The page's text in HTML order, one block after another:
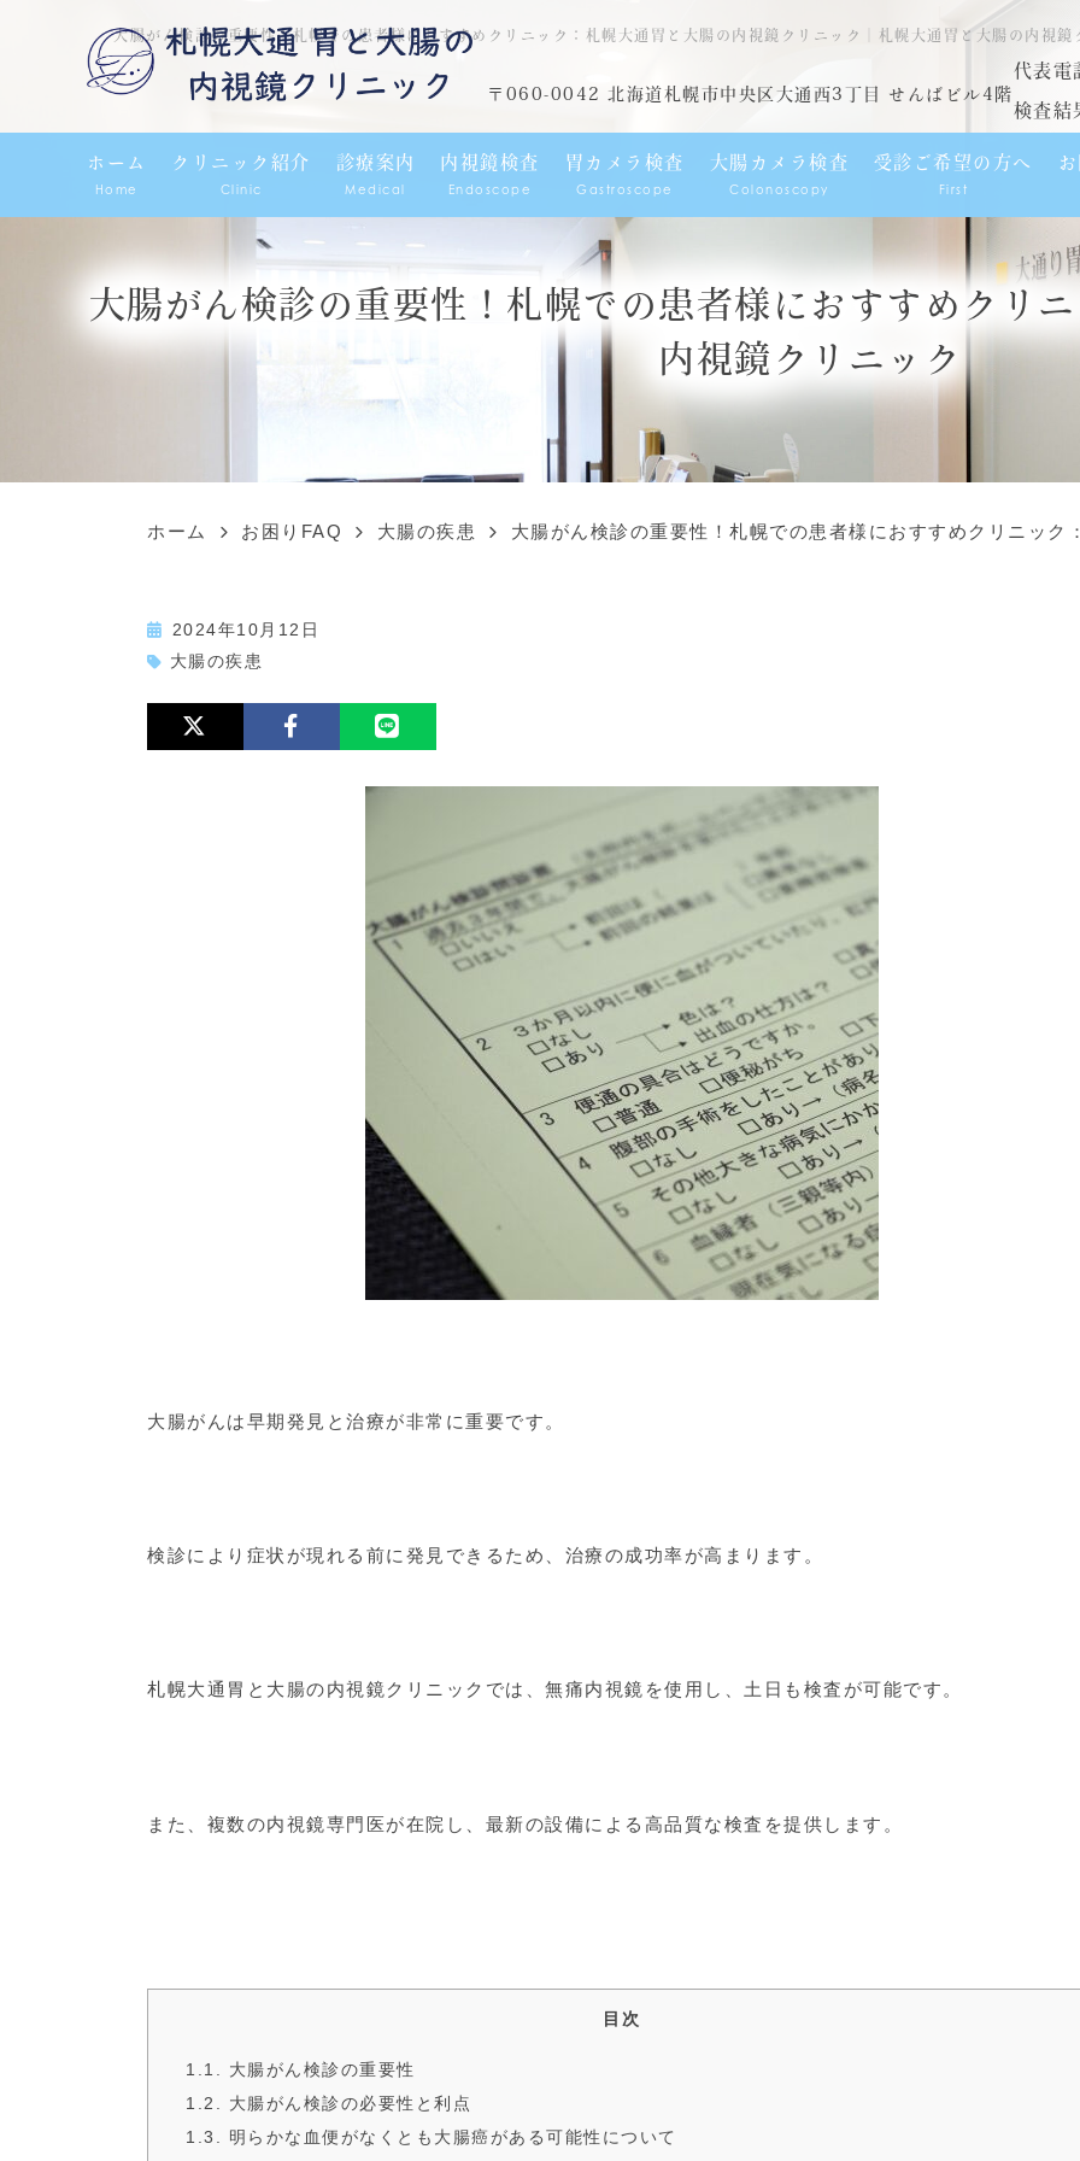
大腸がん検診の重要性！札幌での患者様におすすめクリニック：札幌大通胃と大腸の内視鏡クリニック｜札幌大通胃と大腸の内視
〒060-0042 北海道札幌市中央区大通西3丁目 せんばビル4階
代表電
検査結
ホーム
Home
クリニック紹介
Clinic
診療案内
Medical
内視鏡検査
Endoscope
胃カメラ検査
Gastroscope
大腸カメラ検査
Colonoscopy
受診ご希望の方へ
First
大腸がん検診の重要性！札幌での患者様におすすめクリ
内視鏡クリニック
ホーム お困りFAQ 大腸の疾患 大腸がん検診の重要性！札幌での患者様におすすめクリニック
2024年10月12日
大腸の疾患
大腸がんは早期発見と治療が非常に重要です。
検診により症状が現れる前に発見できるため、治療の成功率が高まります。
札幌大通胃と大腸の内視鏡クリニックでは、無痛内視鏡を使用し、土日も検査が可能です。
また、複数の内視鏡専門医が在院し、最新の設備による高品質な検査を提供します。
目次
1.1. 大腸がん検診の重要性
1.2. 大腸がん検診の必要性と利点
1.3. 明らかな血便がなくとも大腸癌がある可能性について